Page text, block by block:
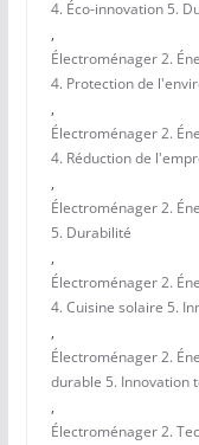
4. Éco-innovation 5.
,
Électroménager 2.
4. Protection de
,
Électroménager 2.
4. Réduction de
,
Électroménager 2.
5. Durabilité
,
Électroménager 2.
4. Cuisine solaire 5.
,
Électroménager 2.
durable 5. Innovation
,
Électroménager 2.